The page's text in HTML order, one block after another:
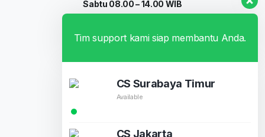
Sabtu 08.00 – 14.00 WIB
Profil Perusahaan
Portofolio
Tim support kami siap membantu Anda.
CS Surabaya Timur
Available
CS Jakarta